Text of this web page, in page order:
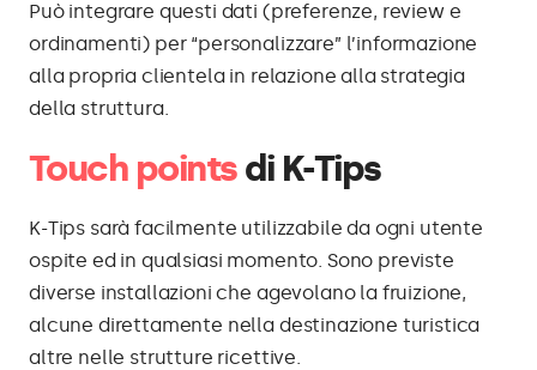
Può integrare questi dati (preferenze, review e
ordinamenti) per “personalizzare” l’informazione
alla propria clientela in relazione alla strategia
della struttura.
Touch pointsdi K-Tips
K-Tips sarà facilmente utilizzabile da ogni utente
ospite ed in qualsiasi momento. Sono previste
diverse installazioni che agevolano la fruizione,
alcune direttamente nella destinazione turistica
altre nelle strutture ricettive.